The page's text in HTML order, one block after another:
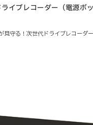
イブレコーダー（電源ボッ
見守る！次世代ドライブレコーダー